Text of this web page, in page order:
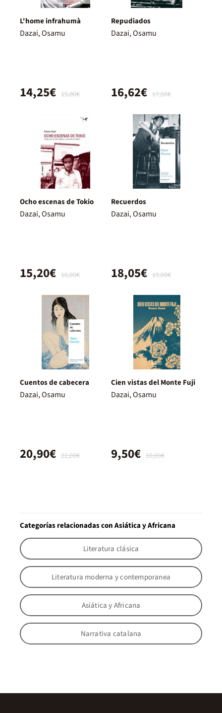
L'home infrahumà
Dazai, Osamu
15,00€
14,25€
Repudiados
Dazai, Osamu
17,50€
16,62€
Ocho escenas de Tokio
Dazai, Osamu
16,00€
15,20€
Recuerdos
Dazai, Osamu
19,00€
18,05€
Cuentos de cabecera
Dazai, Osamu
22,00€
20,90€
Cien vistas del Monte Fuji
Dazai, Osamu
10,00€
9,50€
Categorías relacionadas con Asiática y Africana
Literatura clásica
Literatura moderna y contemporanea
Asiática y Africana
Narrativa catalana